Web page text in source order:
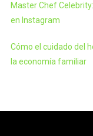
Master Chef
en Instagram
Cómo el cuidado del
la economía familiar